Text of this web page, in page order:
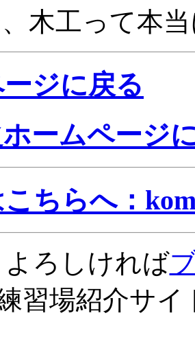
木工って本
ジに戻る
ームページ
ちらへ：
よろしければ
習場紹介サイ